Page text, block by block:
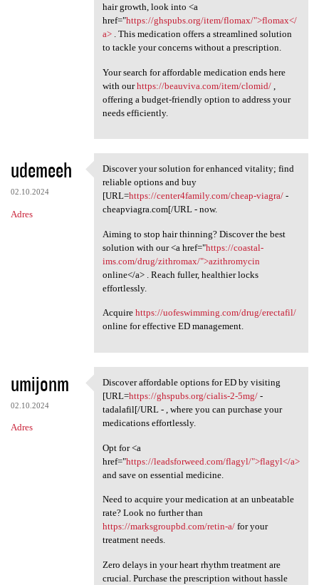
hair growth, look into <a
href="https://ghspubs.org/item/flomax/">flomax</
a>. This medication offers a streamlined solution
to tackle your concerns without a prescription.
Your search for affordable medication ends here
with ourhttps://beauviva.com/item/clomid/,
offering a budget-friendly option to address your
needs efficiently.
udemeeh
02.10.2024
Adres
Discover your solution for
Discover your solution for enhanced vitality; find
reliable options and buy
[URL=https://center4family.com/cheap-viagra/-
cheapviagra.com[/URL - now.
Aiming to stop hair thinning? Discover the best
solution with our <a href="https://coastal-
ims.com/drug/zithromax/">azithromycin
online</a> . Reach fuller, healthier locks
effortlessly.
Acquire https://uofeswimming.com/drug/erectafil/
online for effective ED management.
umijonm
02.10.2024
Adres
Discover affordable options
Discover affordable options for ED by visiting
[URL=https://ghspubs.org/cialis-2-5mg/-
tadalafil[/URL - , where you can purchase your
medications effortlessly.
Opt for <a
href="https://leadsforweed.com/flagyl/">flagyl</a>
and save on essential medicine.
Need to acquire your medication at an unbeatable
rate? Look no further than
https://marksgroupbd.com/retin-a/for your
treatment needs.
Zero delays in your heart rhythm treatment are
crucial. Purchase the prescription without hassle